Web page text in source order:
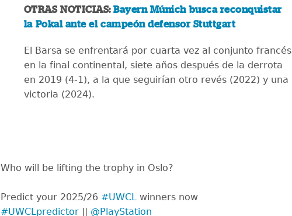
OTRAS NOTICIAS:Bayern Múnich busca reconquistar
la Pokal ante el campeón defensor Stuttgart
El Barsa se enfrentará por cuarta vez al conjunto francés
en la final continental, siete años después de la derrota
en 2019 (4-1), a la que seguirían otro revés (2022) y una
victoria (2024).
Who will be lifting the trophy in Oslo?
Predict your 2025/26 #UWCL winners now
#UWCLpredictor || @PlayStation